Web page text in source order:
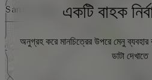
একটি বাহক
অনুগ্রহ করে মানচিত্রের উপরে মেনু ব্যবহার
ডাটা দেখাতে